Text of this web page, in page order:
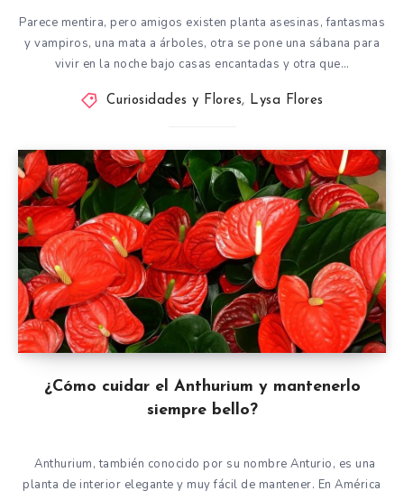
Parece mentira, pero amigos existen planta asesinas, fantasmas
y vampiros, una mata a árboles, otra se pone una sábana para
vivir en la noche bajo casas encantadas y otra que…
Curiosidades y Flores, Lysa Flores
¿Cómo cuidar el Anthurium y mantenerlo
siempre bello?
Anthurium, también conocido por su nombre Anturio, es una
planta de interior elegante y muy fácil de mantener. En América